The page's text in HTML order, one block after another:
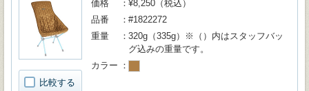
比較する
価格
¥8,250（税込）
品番
#1822272
重量
320g（335g）※（）内はスタッフバッ
グ込みの重量です。
カラー